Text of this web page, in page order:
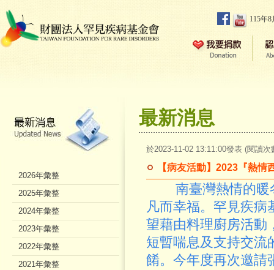
115年
最新消息
於2023-11-02 13:11:00發表 (閱讀次
【病友活動】2023『熱情
南臺灣熱情的暖冬
凡而幸福。罕見疾病
望藉由料理廚房活動
短暫喘息及支持交流
餚。今年度再次邀請
2026年彙整
2025年彙整
2024年彙整
2023年彙整
2022年彙整
2021年彙整